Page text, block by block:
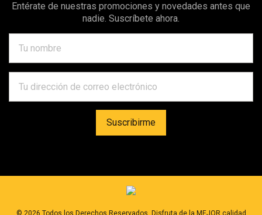
Entérate de nuestras promociones y novedades antes que
nadie. Suscríbete ahora.
© 2026 Todos los Derechos Reservados. Disfruta de la MEJOR calidad